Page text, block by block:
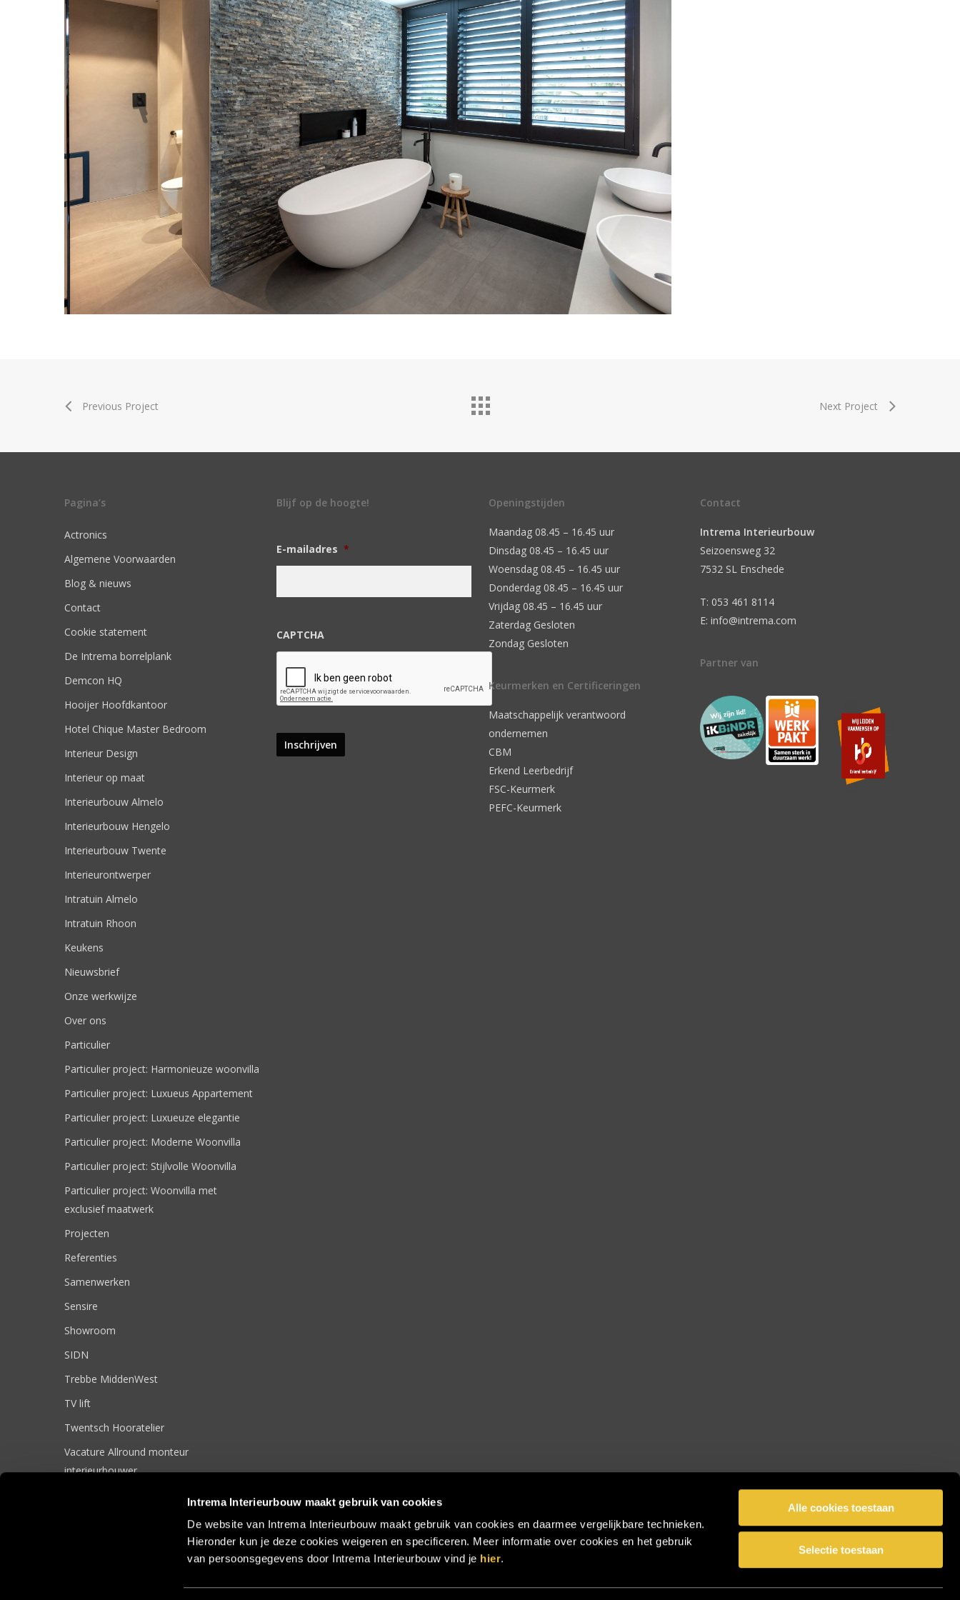
Intrema Interieurbouw maakt gebruik van cookies
De website van Intrema Interieurbouw maakt gebruik van cookies en daarmee vergelijkbare technieken.
Hieronder kun je deze cookies weigeren en specificeren. Meer informatie over cookies en het gebruik
van persoonsgegevens door Intrema Interieurbouw vind je hier.
Alle cookies toestaan
Selectie toestaan
Previous Project Next Project
Pagina’s
Actronics
Algemene Voorwaarden
Blog & nieuws
Contact
Cookie statement
De Intrema borrelplank
Demcon HQ
Hooijer Hoofdkantoor
Hotel Chique Master Bedroom
Interieur Design
Interieur op maat
Interieurbouw Almelo
Interieurbouw Hengelo
Interieurbouw Twente
Interieurontwerper
Intratuin Almelo
Intratuin Rhoon
Keukens
Nieuwsbrief
Onze werkwijze
Over ons
Particulier
Particulier project: Harmonieuze woonvilla
Particulier project: Luxueus Appartement
Particulier project: Luxueuze elegantie
Particulier project: Moderne Woonvilla
Particulier project: Stijlvolle Woonvilla
Particulier project: Woonvilla met
exclusief maatwerk
Projecten
Referenties
Samenwerken
Sensire
Showroom
SIDN
Trebbe MiddenWest
TV lift
Twentsch Hooratelier
Vacature Allround monteur
interieurbouwer
Blijf op de hoogte!
E-mailadres *
CAPTCHA
Openingstijden
Maandag 08.45 – 16.45 uur
Dinsdag 08.45 – 16.45 uur
Woensdag 08.45 – 16.45 uur
Donderdag 08.45 – 16.45 uur
Vrijdag 08.45 – 16.45 uur
Zaterdag Gesloten
Zondag Gesloten
Keurmerken en Certificeringen
Maatschappelijk verantwoord
ondernemen
CBM
Erkend Leerbedrijf
FSC-Keurmerk
PEFC-Keurmerk
Contact
Intrema Interieurbouw
Seizoensweg 32
7532 SL Enschede
T: 053 461 8114
E: info@intrema.com
Partner van
facebookpinterestlinkedininstagram